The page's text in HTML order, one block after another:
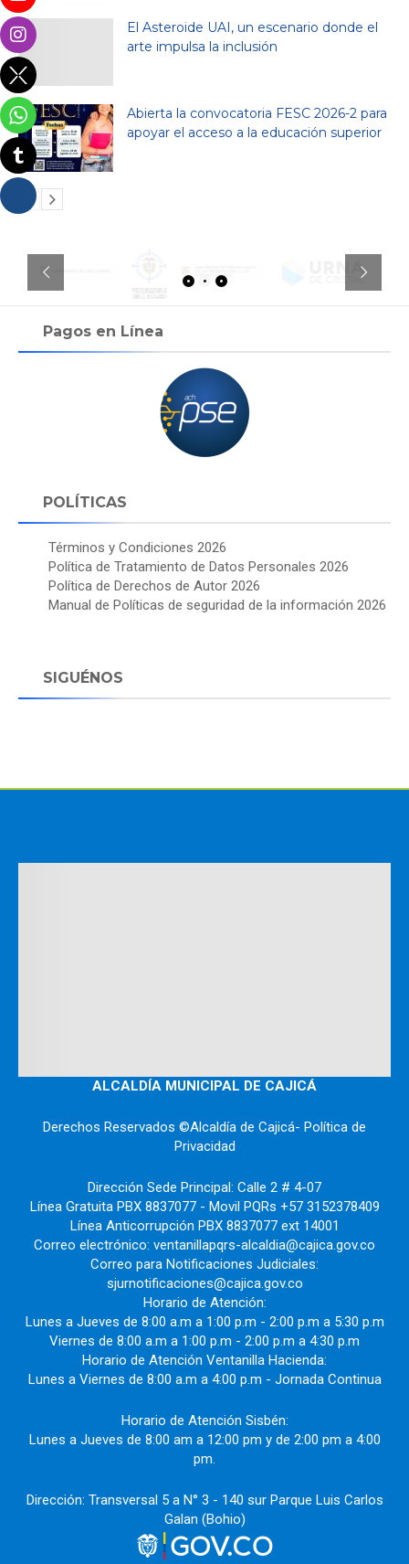
El Asteroide UAI, un escenario donde el
arte impulsa la inclusión
Abierta la convocatoria FESC 2026-2 para
apoyar el acceso a la educación superior
Pagos en Línea
POLÍTICAS
Términos y Condiciones 2026
Política de Tratamiento de Datos Personales 2026
Política de Derechos de Autor 2026
Manual de Políticas de seguridad de la información 2026
SIGUÉNOS
ALCALDÍA MUNICIPAL DE CAJICÁ
Derechos Reservados ©Alcaldía de Cajicá- Política de
Privacidad
Dirección Sede Principal: Calle 2 # 4-07
Línea Gratuita PBX 8837077 - Movil PQRs +57 3152378409
Línea Anticorrupción PBX 8837077 ext 14001
Correo electrónico: ventanillapqrs-alcaldia@cajica.gov.co
Correo para Notificaciones Judiciales:
sjurnotificaciones@cajica.gov.co
Horario de Atención:
Lunes a Jueves de 8:00 a.m a 1:00 p.m - 2:00 p.m a 5:30 p.m
Viernes de 8:00 a.m a 1:00 p.m - 2:00 p.m a 4:30 p.m
Horario de Atención Ventanilla Hacienda:
Lunes a Viernes de 8:00 a.m a 4:00 p.m - Jornada Continua
Horario de Atención Sisbén:
Lunes a Jueves de 8:00 am a 12:00 pm y de 2:00 pm a 4:00
pm.
Dirección: Transversal 5 a N° 3 - 140 sur Parque Luis Carlos
Galan (Bohio)